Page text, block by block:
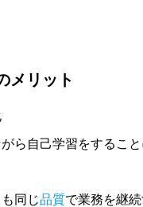
メリット
ら自己学習をするこ
同じ品質で業務を継